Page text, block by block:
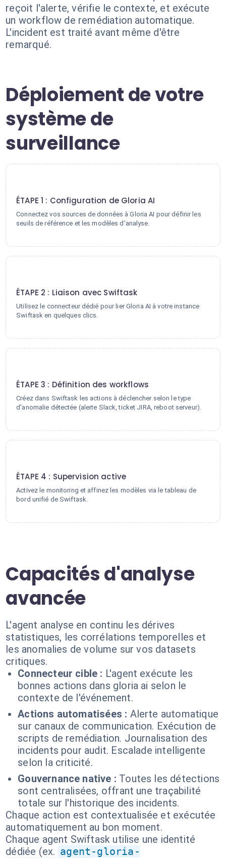
reçoit l'alerte, vérifie le contexte, et exécute
un workflow de remédiation automatique.
L'incident est traité avant même d'être
remarqué.
Déploiement de votre
système de
surveillance
ÉTAPE 1 : Configuration de Gloria AI
Connectez vos sources de données à Gloria AI pour définir les
seuils de référence et les modèles d'analyse.
ÉTAPE 2 : Liaison avec Swiftask
Utilisez le connecteur dédié pour lier Gloria AI à votre instance
Swiftask en quelques clics.
ÉTAPE 3 : Définition des workflows
Créez dans Swiftask les actions à déclencher selon le type
d'anomalie détectée (alerte Slack, ticket JIRA, reboot serveur).
ÉTAPE 4 : Supervision active
Activez le monitoring et affinez les modèles via le tableau de
bord unifié de Swiftask.
Capacités d'analyse
avancée
L'agent analyse en continu les dérives
statistiques, les corrélations temporelles et
les anomalies de volume sur vos datasets
critiques.
Connecteur cible : L'agent exécute les
bonnes actions dans gloria ai selon le
contexte de l'événement.
Actions automatisées : Alerte automatique
sur canaux de communication. Exécution de
scripts de remédiation. Journalisation des
incidents pour audit. Escalade intelligente
selon la criticité.
Gouvernance native : Toutes les détections
sont centralisées, offrant une traçabilité
totale sur l'historique des incidents.
Chaque action est contextualisée et exécutée
automatiquement au bon moment.
Chaque agent Swiftask utilise une identité
dédiée (ex. agent-gloria-